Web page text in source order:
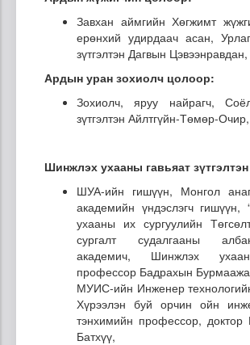
Завхан аймгийн Хөгжимт
ерөнхий удирдаач асан,
зүтгэлтэн Дагвын Цэвээнравдан,
Ардын уран зохиолч цолоор:
Зохиолч, яруу найрагч,
зүтгэлтэн Айлтгүйн-Төмөр-Очир,
Шинжлэх ухааны гавьяат
ШУА-ийн гишүүн, Монгол
академийн үндэслэгч гишүүн,
ухааны их сургуулийн
сургалт судалгааны
академич, Шинжлэх
профессор Бадрахын
МУИС-ийн Инженер
Хүрээлэн буй орчин ойн
тэнхимийн профессор,
Батхүү,